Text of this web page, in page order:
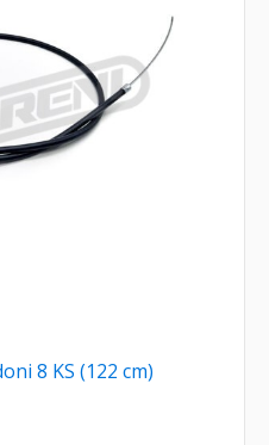
8 KS (122 cm)